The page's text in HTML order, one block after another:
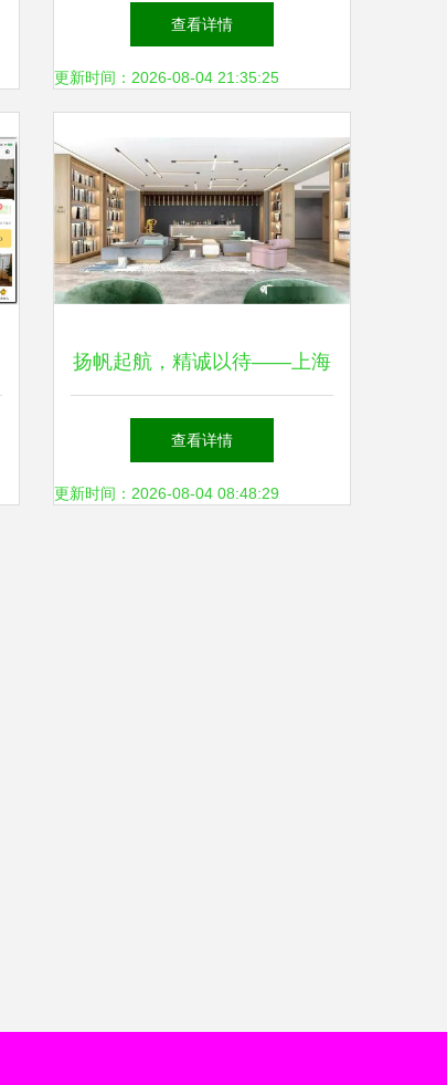
架的前后台酒店管理系统实践
查看详情
更新时间：2026-08-04 21:35:25
扬帆起航，精诚以待——上海
明汇投资发展酒店分公司开业
筹备中的餐饮管理战略
查看详情
更新时间：2026-08-04 08:48:29